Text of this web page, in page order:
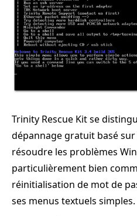
Trinity Rescue Kit se
dépannage gratuit basé
résoudre les problèmes
particulièrement bien
réinitialisation de mot de
ses menus textuels simples.